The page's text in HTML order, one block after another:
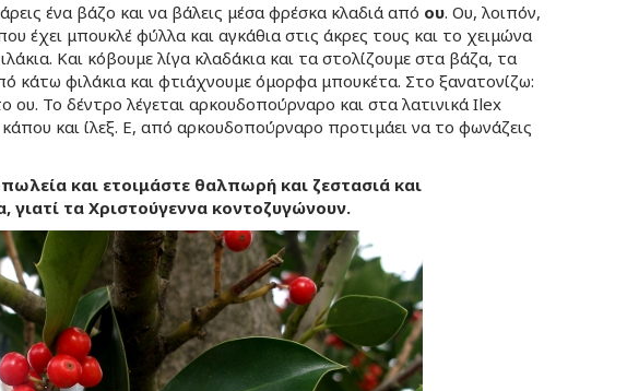
ένα βάζο και να βάλεις μέσα φρέσκα κλαδιά από ου. Ου, λοιπόν,
έχει μπουκλέ φύλλα και αγκάθια στις άκρες τους και το χειμώνα
Και κόβουμε λίγα κλαδάκια και τα στολίζουμε στα βάζα, τα
κάτω φιλάκια και φτιάχνουμε όμορφα μπουκέτα. Στο ξανατονίζω:
ου. Το δέντρο λέγεται αρκουδοπούρναρο και στα λατινικά Ilex
και ίλεξ. Ε, από αρκουδοπούρναρο προτιμάει να το φωνάζεις
και ετοιμάστε θαλπωρή και ζεστασιά και
γιατί τα Χριστούγεννα κοντοζυγώνουν.